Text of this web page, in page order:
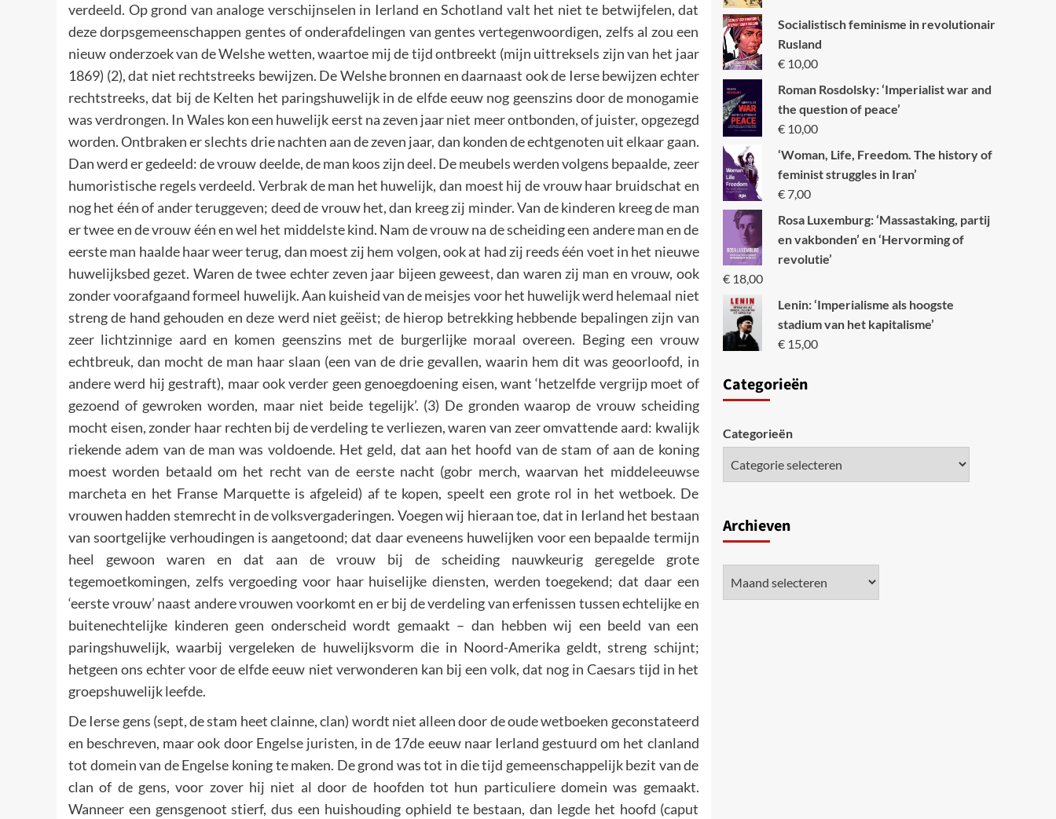
verdeeld. Op grond van analoge verschijnselen in Ierland en Schotland valt het niet te betwijfelen, dat
deze dorpsgemeenschappen gentes of onderafdelingen van gentes vertegenwoordigen, zelfs al zou een
nieuw onderzoek van de Welshe wetten, waartoe mij de tijd ontbreekt (mijn uittreksels zijn van het jaar
1869) (2), dat niet rechtstreeks bewijzen. De Welshe bronnen en daarnaast ook de Ierse bewijzen echter
rechtstreeks, dat bij de Kelten het paringshuwelijk in de elfde eeuw nog geenszins door de monogamie
was verdrongen. In Wales kon een huwelijk eerst na zeven jaar niet meer ontbonden, of juister, opgezegd
worden. Ontbraken er slechts drie nachten aan de zeven jaar, dan konden de echtgenoten uit elkaar gaan.
Dan werd er gedeeld: de vrouw deelde, de man koos zijn deel. De meubels werden volgens bepaalde, zeer
humoristische regels verdeeld. Verbrak de man het huwelijk, dan moest hij de vrouw haar bruidschat en
nog het één of ander teruggeven; deed de vrouw het, dan kreeg zij minder. Van de kinderen kreeg de man
er twee en de vrouw één en wel het middelste kind. Nam de vrouw na de scheiding een andere man en de
eerste man haalde haar weer terug, dan moest zij hem volgen, ook at had zij reeds één voet in het nieuwe
huwelijksbed gezet. Waren de twee echter zeven jaar bijeen geweest, dan waren zij man en vrouw, ook
zonder voorafgaand formeel huwelijk. Aan kuisheid van de meisjes voor het huwelijk werd helemaal niet
streng de hand gehouden en deze werd niet geëist; de hierop betrekking hebbende bepalingen zijn van
zeer lichtzinnige aard en komen geenszins met de burgerlijke moraal overeen. Beging een vrouw
echtbreuk, dan mocht de man haar slaan (een van de drie gevallen, waarin hem dit was geoorloofd, in
andere werd hij gestraft), maar ook verder geen genoegdoening eisen, want ‘hetzelfde vergrijp moet of
gezoend of gewroken worden, maar niet beide tegelijk’. (3) De gronden waarop de vrouw scheiding
mocht eisen, zonder haar rechten bij de verdeling te verliezen, waren van zeer omvattende aard: kwalijk
riekende adem van de man was voldoende. Het geld, dat aan het hoofd van de stam of aan de koning
moest worden betaald om het recht van de eerste nacht (gobr merch, waarvan het middeleeuwse
marcheta en het Franse Marquette is afgeleid) af te kopen, speelt een grote rol in het wetboek. De
vrouwen hadden stemrecht in de volksvergaderingen. Voegen wij hieraan toe, dat in Ierland het bestaan
van soortgelijke verhoudingen is aangetoond; dat daar eveneens huwelijken voor een bepaalde termijn
heel gewoon waren en dat aan de vrouw bij de scheiding nauwkeurig geregelde grote
tegemoetkomingen, zelfs vergoeding voor haar huiselijke diensten, werden toegekend; dat daar een
‘eerste vrouw’ naast andere vrouwen voorkomt en er bij de verdeling van erfenissen tussen echtelijke en
buitenechtelijke kinderen geen onderscheid wordt gemaakt – dan hebben wij een beeld van een
paringshuwelijk, waarbij vergeleken de huwelijksvorm die in Noord-Amerika geldt, streng schijnt;
hetgeen ons echter voor de elfde eeuw niet verwonderen kan bij een volk, dat nog in Caesars tijd in het
groepshuwelijk leefde.
De Ierse gens (sept, de stam heet clainne, clan) wordt niet alleen door de oude wetboeken geconstateerd
en beschreven, maar ook door Engelse juristen, in de 17de eeuw naar Ierland gestuurd om het clanland
tot domein van de Engelse koning te maken. De grond was tot in die tijd gemeenschappelijk bezit van de
clan of de gens, voor zover hij niet al door de hoofden tot hun particuliere domein was gemaakt.
Wanneer een gensgenoot stierf, dus een huishouding ophield te bestaan, dan legde het hoofd (caput
Socialistisch feminisme in revolutionair
Rusland
€10,00
Roman Rosdolsky: ‘Imperialist war and
the question of peace’
€10,00
‘Woman, Life, Freedom. The history of
feminist struggles in Iran’
€7,00
Rosa Luxemburg: ‘Massastaking, partij
en vakbonden’ en ‘Hervorming of
revolutie’
€18,00
Lenin: ‘Imperialisme als hoogste
stadium van het kapitalisme’
€15,00
Categorieën
Categorieën
Archieven